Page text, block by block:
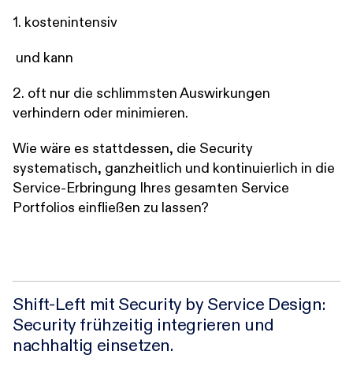
1. kostenintensiv
und kann
2. oft nur die schlimmsten Auswirkungen
verhindern oder minimieren.
Wie wäre es stattdessen, die Security
systematisch, ganzheitlich und kontinuierlich in die
Service-Erbringung Ihres gesamten Service
Portfolios einfließen zu lassen?
Shift-Left mit Security by Service Design:
Security frühzeitig integrieren und
nachhaltig einsetzen.